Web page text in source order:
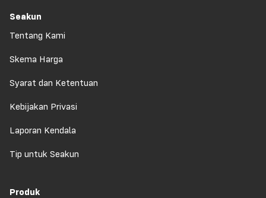
Seakun
Tentang Kami
Skema Harga
Syarat dan Ketentuan
Kebijakan Privasi
Laporan Kendala
Tip untuk Seakun
Produk